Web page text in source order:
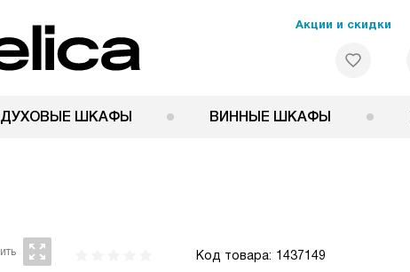
Акции и скидки
ДУХОВЫЕ ШКАФЫ ВИННЫЕ ШКАФЫ
Код товара: 1437149